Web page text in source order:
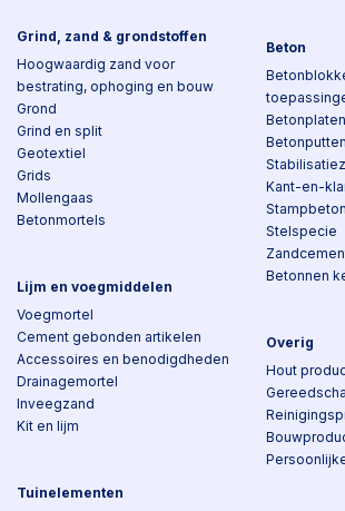
Grind, zand & grondstoffen
Hoogwaardig zand voor
bestrating, ophoging en bouw
Grond
Grind en split
Geotextiel
Grids
Mollengaas
Betonmortels
Lijm en voegmiddelen
Voegmortel
Cement gebonden artikelen
Accessoires en benodigdheden
Drainagemortel
Inveegzand
Kit en lijm
Tuinelementen
Beton
Betonplaten
Betonputten
Kant-en-
Stampbeton
Stelspecie
Betonnen
Overig
Hout